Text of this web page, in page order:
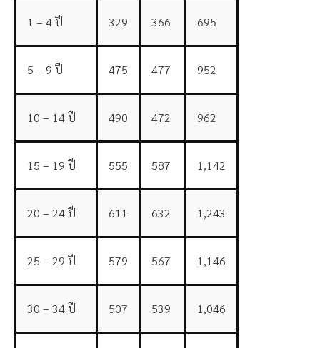
1 – 4 ปี 329 366 695
5 – 9 ปี 475 477 952
10 – 14 ปี 490 472 962
15 – 19 ปี 555 587 1,142
20 – 24 ปี 611 632 1,243
25 – 29 ปี 579 567 1,146
30 – 34 ปี 507 539 1,046